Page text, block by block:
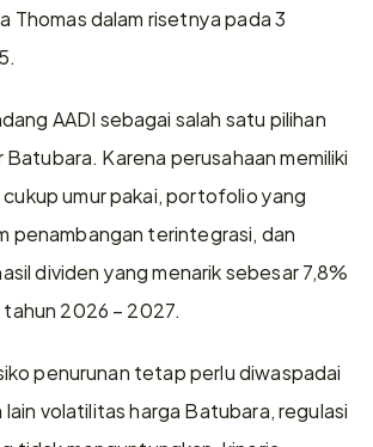
Thomas dalam risetnya pada 3
AADI sebagai salah satu pilihan
Karena perusahaan memiliki
umur pakai, portofolio yang
penambangan terintegrasi, dan
dividen yang menarik sebesar 7,8%
2026 – 2027.
penurunan tetap perlu diwaspadai
volatilitas harga Batubara, regulasi